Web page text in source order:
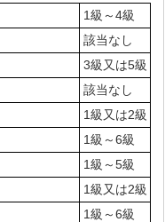
1級～4級
該当なし
3級又は5級
該当なし
1級又は2級
1級～6級
1級～5級
1級又は2級
1級～6級